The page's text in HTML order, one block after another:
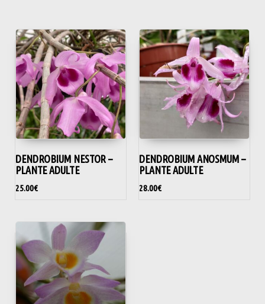
DENDROBIUM NESTOR –
PLANTE ADULTE
25.00€
DENDROBIUM ANOSMUM –
PLANTE ADULTE
28.00€